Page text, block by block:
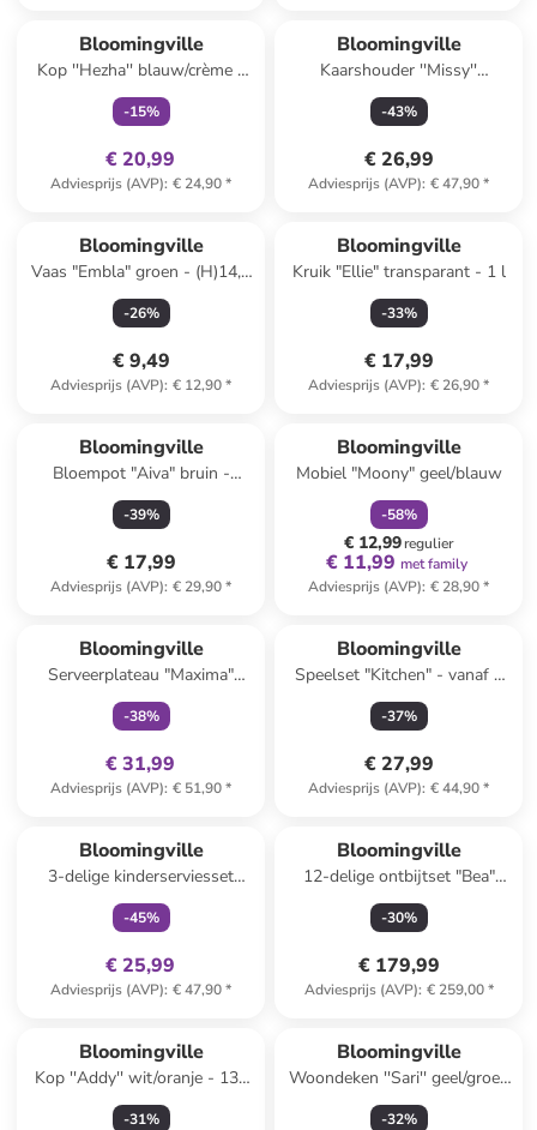
Bloomingville
Kop ''Hezha'' blauw/crème -
260 ml
-15%
€ 20,99
Adviesprijs (AVP): € 24,90*
Bloomingville
Kaarshouder ''Missy''
lichtroze/beige - (B)20 x
(H)14,5 x (D)6,5 cm
-43%
€ 26,99
Adviesprijs (AVP): € 47,90*
Bloomingville
Vaas "Embla" groen - (H)14,5
x Ø 6 cm
-26%
€ 9,49
Adviesprijs (AVP): € 12,90*
Bloomingville
Kruik "Ellie" transparant - 1 l
-33%
€ 17,99
Adviesprijs (AVP): € 26,90*
Bloomingville
Bloempot "Aiva" bruin -
(H)12,5 x Ø 16 cm
-39%
€ 17,99
Adviesprijs (AVP): € 29,90*
Bloomingville
Mobiel "Moony" geel/blauw
-58%
€ 12,99regulier
€ 11,99 met family
Adviesprijs (AVP): € 28,90*
Bloomingville
Serveerplateau "Maxima"
blauw/geel - (L)29 x (B)16,5
cm
-38%
€ 31,99
Adviesprijs (AVP): € 51,90*
Bloomingville
Speelset "Kitchen" - vanaf 2
jaar
-37%
€ 27,99
Adviesprijs (AVP): € 44,90*
Bloomingville
3-delige kinderserviesset
"Sweets" crème/lichtroze
-45%
€ 25,99
Adviesprijs (AVP): € 47,90*
Bloomingville
12-delige ontbijtset "Bea"
crème/zwart
-30%
€ 179,99
Adviesprijs (AVP): € 259,00*
Bloomingville
Kop ''Addy'' wit/oranje - 130
ml
-31%
Bloomingville
Woondeken ''Sari'' geel/groen
- (L)150 x (B)130 cm
-32%